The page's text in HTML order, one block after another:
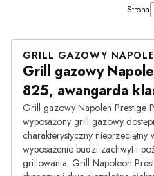
Strona
GRILL GAZOWY
Grill gazowy
825, awangarda
Grill gazowy Napolen Prestige
wyposażony grill gazowy
charakterystyczny nieprzeciętny
wyposażenie budzi zachwyt i
grillowania. Grill Napoleon